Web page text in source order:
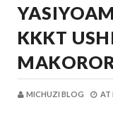
KKKT
MICHUZI BLOG AT